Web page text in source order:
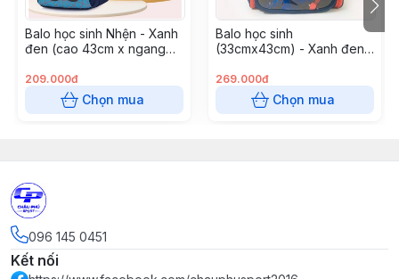
Balo học sinh Nhện - Xanh
đen (cao 43cm x ngang
209.000đ
Chọn mua
Balo học sinh
(33cmx43cm) - Xanh đen
269.000đ
Chọn mua
096 145 0451
Kết nối